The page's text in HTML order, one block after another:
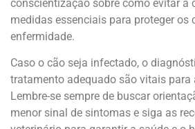
conscientização sobre como evitar a
medidas essenciais para proteger os
enfermidade.
Caso o cão seja infectado, o
tratamento adequado são vitais para
Lembre-se sempre de buscar
menor sinal de sintomas e siga as